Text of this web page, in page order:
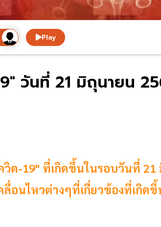
Play
วันที่ 21 มิถุนายน
ด-19" ที่เกิดขึ้นในรอบวันที่
อนไหวต่างๆที่เกี่ยวข้องที่เกิด